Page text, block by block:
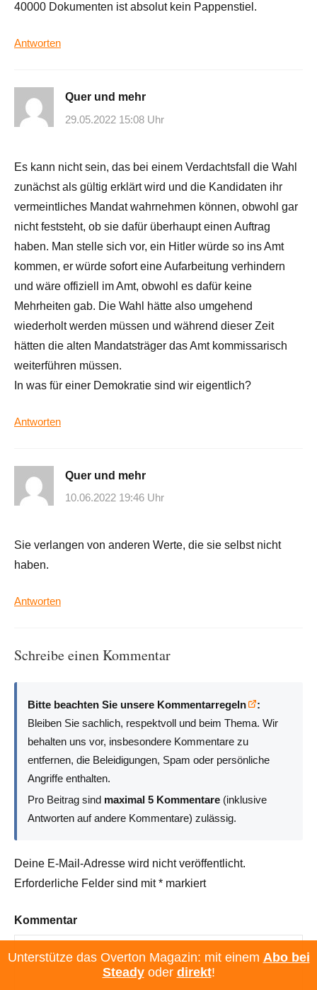
40000 Dokumenten ist absolut kein Pappenstiel.
Antworten
Quer und mehr
29.05.2022 15:08 Uhr
Es kann nicht sein, das bei einem Verdachtsfall die Wahl
zunächst als gültig erklärt wird und die Kandidaten ihr
vermeintliches Mandat wahrnehmen können, obwohl gar
nicht feststeht, ob sie dafür überhaupt einen Auftrag
haben. Man stelle sich vor, ein Hitler würde so ins Amt
kommen, er würde sofort eine Aufarbeitung verhindern
und wäre offiziell im Amt, obwohl es dafür keine
Mehrheiten gab. Die Wahl hätte also umgehend
wiederholt werden müssen und während dieser Zeit
hätten die alten Mandatsträger das Amt kommissarisch
weiterführen müssen.
In was für einer Demokratie sind wir eigentlich?
Antworten
Quer und mehr
10.06.2022 19:46 Uhr
Sie verlangen von anderen Werte, die sie selbst nicht
haben.
Antworten
Schreibe einen Kommentar
Bitte beachten Sie unsere Kommentarregeln
:
Bleiben Sie sachlich, respektvoll und beim Thema. Wir
behalten uns vor, insbesondere Kommentare zu
entfernen, die Beleidigungen, Spam oder persönliche
Angriffe enthalten.
Pro Beitrag sind maximal 5 Kommentare (inklusive
Antworten auf andere Kommentare) zulässig.
Deine E-Mail-Adresse wird nicht veröffentlicht.
Erforderliche Felder sind mit* markiert
Kommentar
Unterstütze das Overton Magazin: mit einem Abo bei
Steadyoder direkt!